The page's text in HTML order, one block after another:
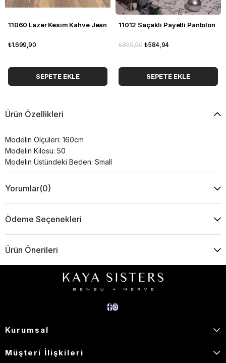
11060 Lazer Kesim Kahve Jean
₺1.699,90
SEPETE EKLE
11012 Saçaklı Payetli Pantolon
₺584,94
₺899,90
SEPETE EKLE
Ürün Özellikleri
Modelin Ölçüleri: 160cm
Modelin Kilosu: 50
Modelin Üstündeki Beden: Small
Yorumlar(0)
Ödeme Seçenekleri
Ürün Önerileri
Kurumsal
Müşteri İlişkileri